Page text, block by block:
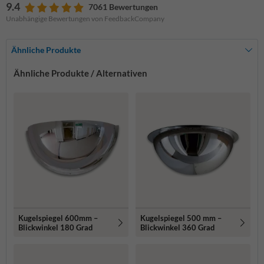
9.4 7061 Bewertungen
Unabhängige Bewertungen von FeedbackCompany
Ähnliche Produkte
Ähnliche Produkte / Alternativen
Kugelspiegel 600mm –
Blickwinkel 180 Grad
Kugelspiegel 500 mm –
Blickwinkel 360 Grad